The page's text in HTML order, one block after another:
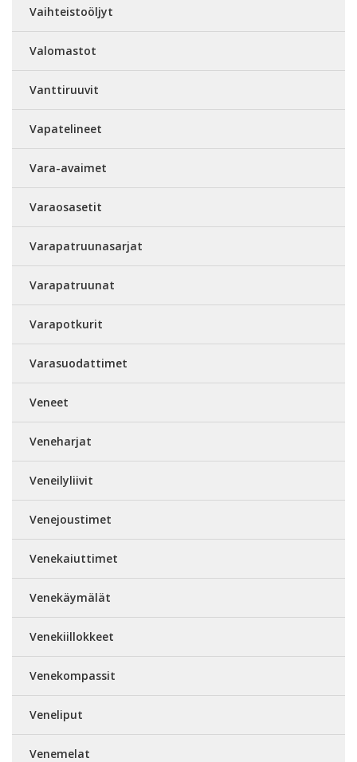
Vaihteistoöljyt
Valomastot
Vanttiruuvit
Vapatelineet
Vara-avaimet
Varaosasetit
Varapatruunasarjat
Varapatruunat
Varapotkurit
Varasuodattimet
Veneet
Veneharjat
Veneilyliivit
Venejoustimet
Venekaiuttimet
Venekäymälät
Venekiillokkeet
Venekompassit
Veneliput
Venemelat